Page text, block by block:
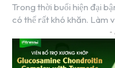
Trong thời buổi hiện đại
có thể rất khó khăn. Làm
-